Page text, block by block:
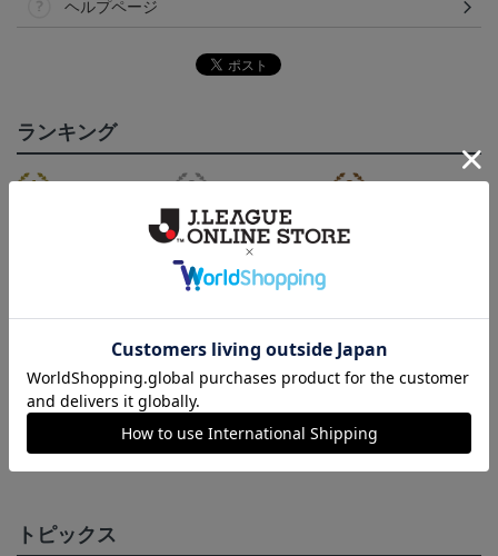
ヘルプページ
ランキング
いわきFC 2026/27 1st レ
プリカユニフォーム
いわきFC 2026/27 1st オ
ーセンティックユニフォ
ーム
ALK TO THE DREAM）
トピックス